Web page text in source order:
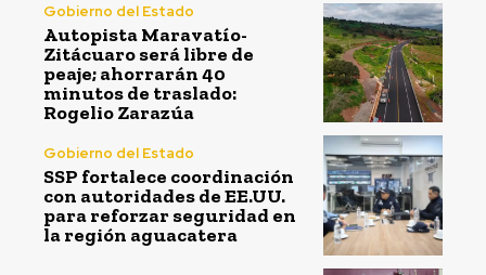
Gobierno del Estado
Autopista Maravatío-
Zitácuaro será libre de
peaje; ahorrarán 40
minutos de traslado:
Rogelio Zarazúa
Gobierno del Estado
SSP fortalece coordinación
con autoridades de EE.UU.
para reforzar seguridad en
la región aguacatera